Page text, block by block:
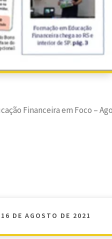
Financeira em Foco –
16 DE AGOSTO DE 2021